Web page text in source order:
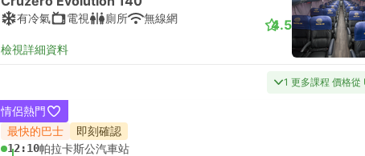
有冷氣 電視 廁所 無線網
檢視詳細資料
4.5
1 更多課程 價格從
情侶熱門
最快的巴士
即刻確認
12:10帕拉卡斯公汽車站